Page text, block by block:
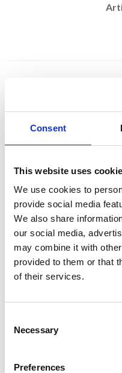
Consent
This website uses
We use cookies to
provide social media
We also share
our social media,
may combine it with
provided to them or that
of their services.
Selection
Necessary
Preferences
PERFECT
Środek do czyszczenia i
odparowuje i nie pozostawia
uporczywe zabrudzenia, w
powierzchniach, w tym
być stosowany do
klejeniem.
Cechy i zastosowanie
• usuwa oporny brud
• odparowuje
manipulować czyszczoną
• spray ułatwia dotarcie do
• odtłuszcza